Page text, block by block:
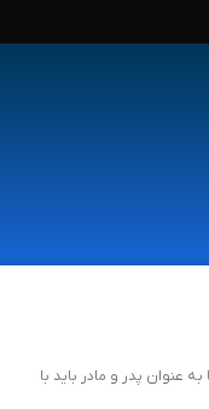
پدر و مادر باید با